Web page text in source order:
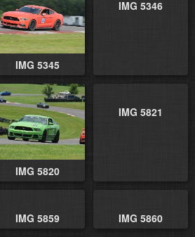
IMG 5345
IMG 5346
IMG 5820
IMG 5821
IMG 5859 IMG 5860